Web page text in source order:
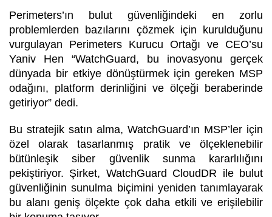
Perimeters’ın bulut güvenliğindeki en zorlu
problemlerden bazılarını çözmek için kurulduğunu
vurgulayan Perimeters Kurucu Ortağı ve CEO’su
Yaniv Hen “WatchGuard, bu inovasyonu gerçek
dünyada bir etkiye dönüştürmek için gereken MSP
odağını, platform derinliğini ve ölçeği beraberinde
getiriyor” dedi.
Bu stratejik satın alma, WatchGuard’ın MSP’ler için
özel olarak tasarlanmış pratik ve ölçeklenebilir
bütünleşik siber güvenlik sunma kararlılığını
pekiştiriyor. Şirket, WatchGuard CloudDR ile bulut
güvenliğinin sunulma biçimini yeniden tanımlayarak
bu alanı geniş ölçekte çok daha etkili ve erişilebilir